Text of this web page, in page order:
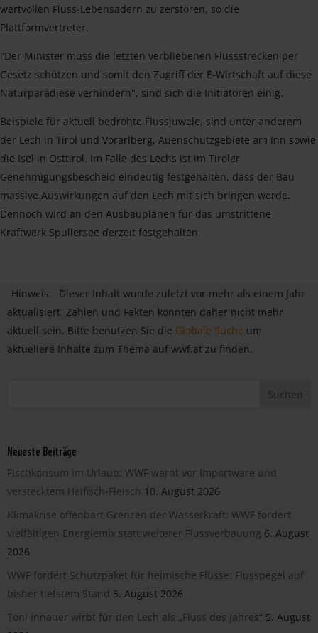
wertvollen Fluss-Lebensadern zu zerstören, so die
Plattformvertreter.
"Der Minister muss die letzten verbliebenen Flussstrecken per
Gesetz schützen und somit den Zugriff der E-Wirtschaft auf diese
Naturparadiese verhindern", sind sich die Initiatoren einig.
Beispiele für aktuell bedrohte Flussjuwele, sind unter anderem
der Lech in Tirol und Vorarlberg, Auenschutzgebiete am Inn sowie
die Isel in Osttirol. Im Falle des Lechs ist im Tiroler
Genehmigungsbescheid eindeutig festgehalten, dass der Bau
massive Auswirkungen auf den Lech mit sich bringen werde.
Dennoch wird an den Ausbauplänen für das umstrittene
Kraftwerk Spullersee derzeit festgehalten.
Hinweis:
Dieser Inhalt wurde zuletzt vor mehr als einem Jahr
aktualisiert. Zahlen und Fakten könnten daher nicht mehr
aktuell sein. Bitte benutzen Sie die Globale Suche um
aktuellere Inhalte zum Thema auf wwf.at zu finden.
Neueste Beiträge
Fischkonsum im Urlaub: WWF warnt vor Importware und
verstecktem Haifisch-Fleisch 10. August 2026
Klimakrise offenbart Grenzen der Wasserkraft: WWF fordert
vielfältigen Energiemix statt weiterer Flussverbauung 6. August
2026
WWF fordert Schutzpaket für heimische Flüsse: Flusspegel auf
bisher tiefstem Stand 5. August 2026
Toni Innauer wirbt für den Lech als „Fluss des Jahres“ 5. August